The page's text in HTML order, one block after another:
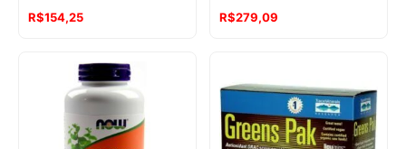
R$154,25
R$279,09